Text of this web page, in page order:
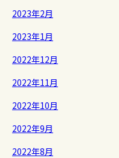
2023年2月
2023年1月
2022年12月
2022年11月
2022年10月
2022年9月
2022年8月